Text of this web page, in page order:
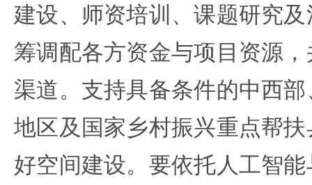
建设、师资培训、课题研究
筹调配各方资金与项目资源
渠道。支持具备条件的中西
地区及国家乡村振兴重点帮
好空间建设。要依托人工智